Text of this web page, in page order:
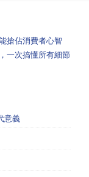
搶佔消費者心智
一次搞懂所有細節
意義